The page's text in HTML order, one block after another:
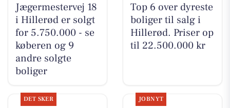
Jægermestervej 18
i Hillerød er solgt
for 5.750.000 - se
køberen og 9
andre solgte
boliger
Top 6 over dyreste
boliger til salg i
Hillerød. Priser op
til 22.500.000 kr
DET SKER JOBNYT